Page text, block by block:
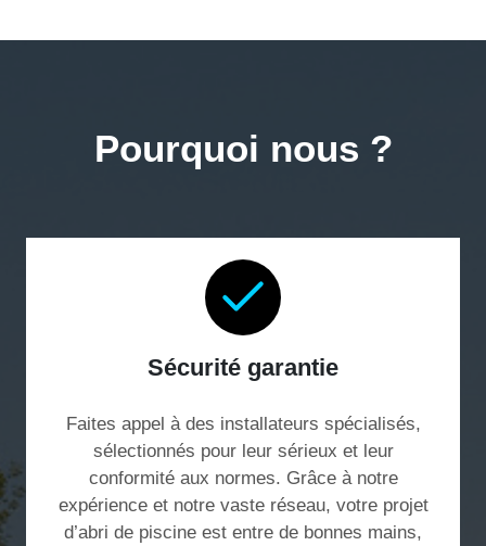
Pourquoi nous ?
Sécurité garantie
Faites appel à des installateurs spécialisés,
sélectionnés pour leur sérieux et leur
conformité aux normes. Grâce à notre
expérience et notre vaste réseau, votre projet
d’abri de piscine est entre de bonnes mains,